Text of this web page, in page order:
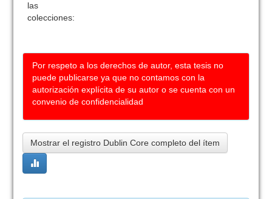
las
colecciones:
Por respeto a los derechos de autor, esta tesis no
puede publicarse ya que no contamos con la
autorización explícita de su autor o se cuenta con un
convenio de confidencialidad
Mostrar el registro Dublin Core completo del ítem